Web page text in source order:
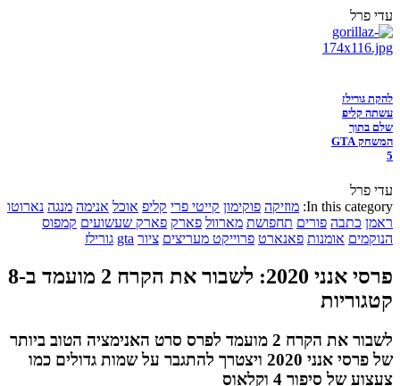
עדי פרל
להקת גורילז
עשתה קליפ
שלם בתוך
המשחק GTA
5
עדי פרל
In this category: מוזיקה פוקימון קייטי פרי קליפ אוכל אנימה מנגה נארוטו
ראמן כתבה פורים תחפושת מארוול פארק פארק שעשועים קמפוס
הנוקמים אומנות פאנארט פרוייקט מעריצים ציור gta גורילז
פרסי אנני 2020: לשבור את הקרח 2 מועמד ב-8
קטגוריות
לשבור את הקרח 2 מועמד לפרס סרט האנימציה הטוב ביותר
של פרסי אנני 2020 ויצטרך להתגבר על שמות גדולים כמו
צעצוע של סיפור 4 וקלאוס